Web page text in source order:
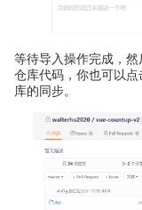
等待导入操作完成，
仓库代码，你也可以点
库的同步。